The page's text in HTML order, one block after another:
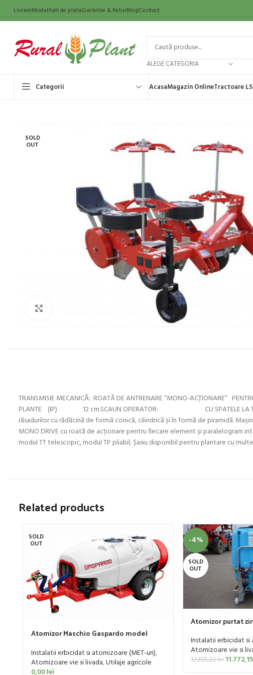
LivrareModalitati de plataGarantie & ReturBlogContact
ALEGE CATEGORIA
Categorii AcasaMagazin OnlineTractoare LS
SOLD
OUT
TRANSMISIE MECANICĂ: ROATĂ DE ANTRENARE “MONO-ACŢIONARE”
PLANTE (IP) 12 cm.SCAUN OPERATOR: CU SPATELE LA TRACTOR
răsadurilor cu rădăcină de formă conică, cilindrică și în formă de piramidă.
MONO DRIVE cu roată de acționare pentru fiecare element și paralelogram
modul TT telescopic, modul TP pliabil; Șasiu disponibil pentru plantare cu
Related products
SOLD
OUT
Atomizor Maschio Gaspardo model
Instalatii erbicidat si atomizoare (MET-uri),
Atomizoare vie si livada,Utilaje agricole
0,00lei
-4%
SOLD
OUT
Atomizor purtat
Instalatii erbicidat si
Atomizoare vie si
12.303,22lei 11.772,15